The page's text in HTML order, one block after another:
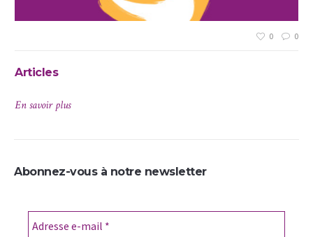
0 0
Articles
En savoir plus
Abonnez-vous à notre newsletter